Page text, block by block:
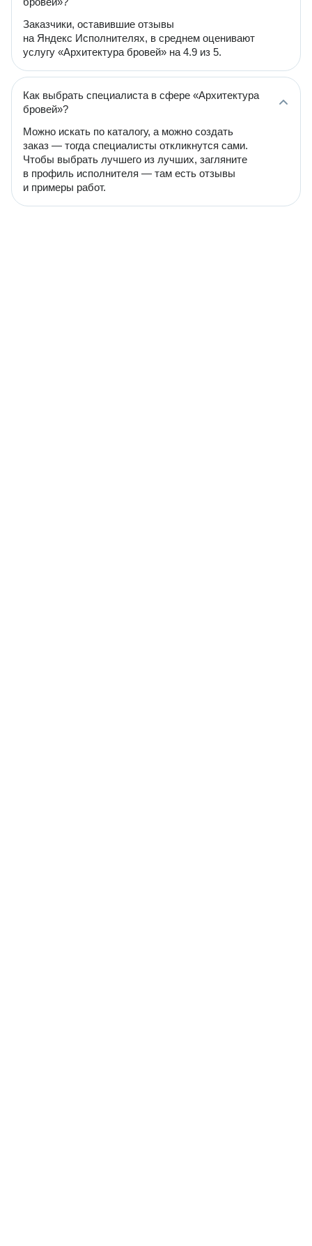
Заказчики, оставившие отзывы
на Яндекс Исполнителях, в среднем оценивают
услугу «Архитектура бровей» на 4.9 из 5.
Как выбрать специалиста в сфере «Архитектура
бровей»?
Можно искать по каталогу, а можно создать
заказ — тогда специалисты откликнутся сами.
Чтобы выбрать лучшего из лучших, загляните
в профиль исполнителя — там есть отзывы
и примеры работ.